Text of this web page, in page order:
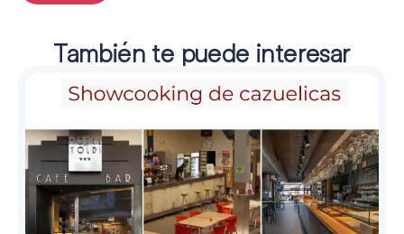
También te puede interesar